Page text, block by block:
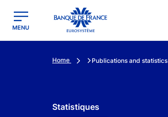
Banque de France - Menu Principal
MENU
Home Publications and statistics
Statistiques